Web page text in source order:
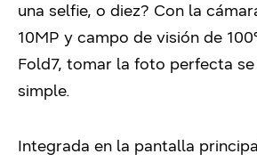
una selfie, o diez? Con la
10MP y campo de visión de
Fold7, tomar la foto perfecta
simple.
Integrada en la pantalla